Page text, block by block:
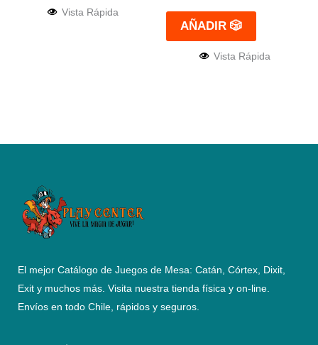
Vista Rápida
AÑADIR 🎲
Vista Rápida
El mejor Catálogo de Juegos de Mesa: Catán, Córtex, Dixit,
Exit y muchos más. Visita nuestra tienda física y on-line.
Envíos en todo Chile, rápidos y seguros